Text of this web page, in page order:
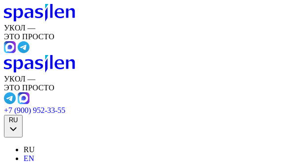
УКОЛ —
ЭТО ПРОСТО
УКОЛ —
ЭТО ПРОСТО
+7 (900) 952-33-55
RU
RU
EN